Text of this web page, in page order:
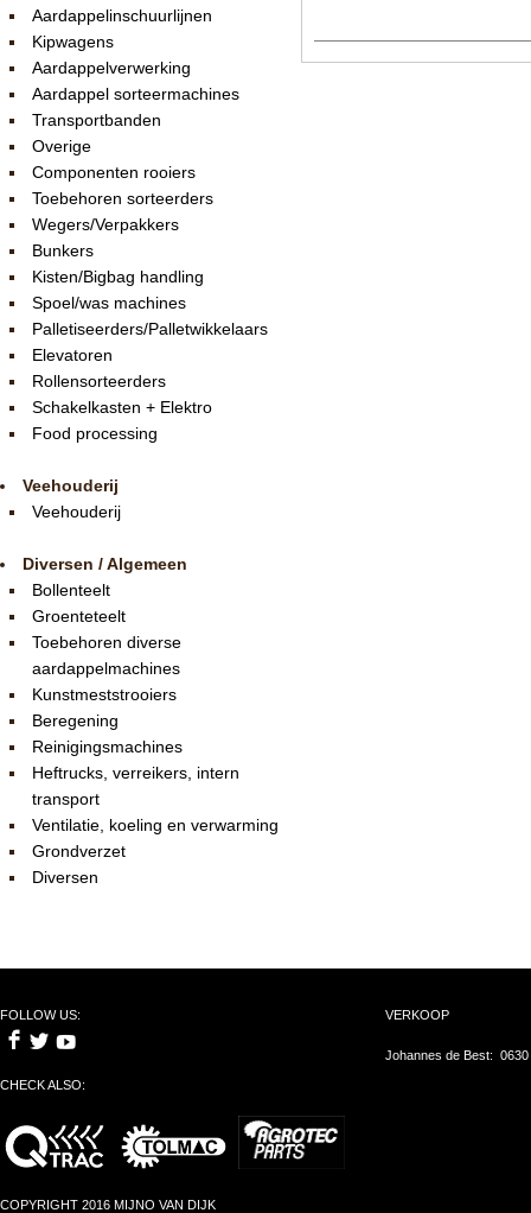
Aardappelinschuurlijnen
Kipwagens
Aardappelverwerking
Aardappel sorteermachines
Transportbanden
Overige
Componenten rooiers
Toebehoren sorteerders
Wegers/Verpakkers
Bunkers
Kisten/Bigbag handling
Spoel/was machines
Palletiseerders/Palletwikkelaars
Elevatoren
Rollensorteerders
Schakelkasten + Elektro
Food processing
Veehouderij
Veehouderij
Diversen / Algemeen
Bollenteelt
Groenteteelt
Toebehoren diverse
aardappelmachines
Kunstmeststrooiers
Beregening
Reinigingsmachines
Heftrucks, verreikers, intern
transport
Ventilatie, koeling en verwarming
Grondverzet
Diversen
FOLLOW US:
CHECK ALSO:
COPYRIGHT 2016 MIJNO VAN DIJK
VERKOOP
Johannes de Best: 0630